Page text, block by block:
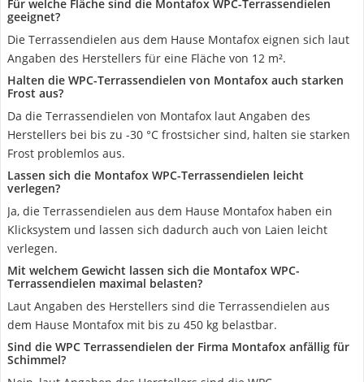
Für welche Fläche sind die Montafox WPC-Terrassendielen
geeignet?
Die Terrassendielen aus dem Hause Montafox eignen sich laut
Angaben des Herstellers für eine Fläche von 12 m².
Halten die WPC-Terrassendielen von Montafox auch starken
Frost aus?
Da die Terrassendielen von Montafox laut Angaben des
Herstellers bei bis zu -30 °C frostsicher sind, halten sie starken
Frost problemlos aus.
Lassen sich die Montafox WPC-Terrassendielen leicht
verlegen?
Ja, die Terrassendielen aus dem Hause Montafox haben ein
Klicksystem und lassen sich dadurch auch von Laien leicht
verlegen.
Mit welchem Gewicht lassen sich die Montafox WPC-
Terrassendielen maximal belasten?
Laut Angaben des Herstellers sind die Terrassendielen aus
dem Hause Montafox mit bis zu 450 kg belastbar.
Sind die WPC Terrassendielen der Firma Montafox anfällig für
Schimmel?